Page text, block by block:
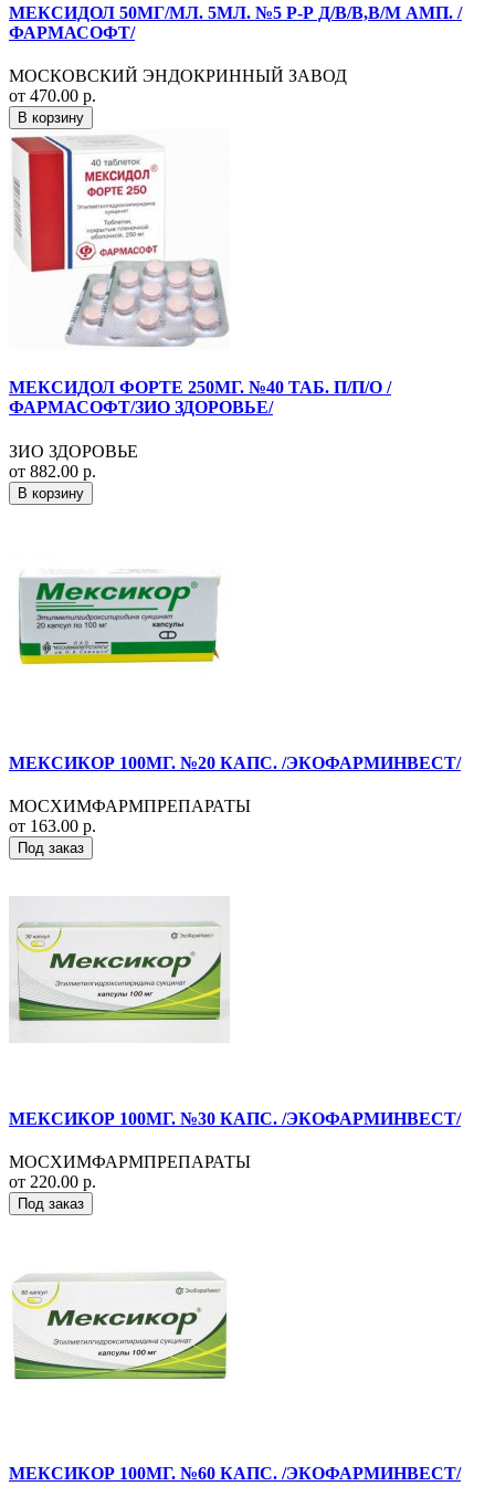
МЕКСИДОЛ 50МГ/МЛ. 5МЛ. №5 Р-Р Д/В/В,В/М АМП. /
ФАРМАСОФТ/
МОСКОВСКИЙ ЭНДОКРИННЫЙ ЗАВОД
от 470.00 р.
В корзину
МЕКСИДОЛ ФОРТЕ 250МГ. №40 ТАБ. П/П/О /
ФАРМАСОФТ/ЗИО ЗДОРОВЬЕ/
ЗИО ЗДОРОВЬЕ
от 882.00 р.
В корзину
МЕКСИКОР 100МГ. №20 КАПС. /ЭКОФАРМИНВЕСТ/
МОСХИМФАРМПРЕПАРАТЫ
от 163.00 р.
Под заказ
МЕКСИКОР 100МГ. №30 КАПС. /ЭКОФАРМИНВЕСТ/
МОСХИМФАРМПРЕПАРАТЫ
от 220.00 р.
Под заказ
МЕКСИКОР 100МГ. №60 КАПС. /ЭКОФАРМИНВЕСТ/